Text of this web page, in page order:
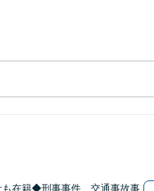
在籍◆刑事事件、交通事故事